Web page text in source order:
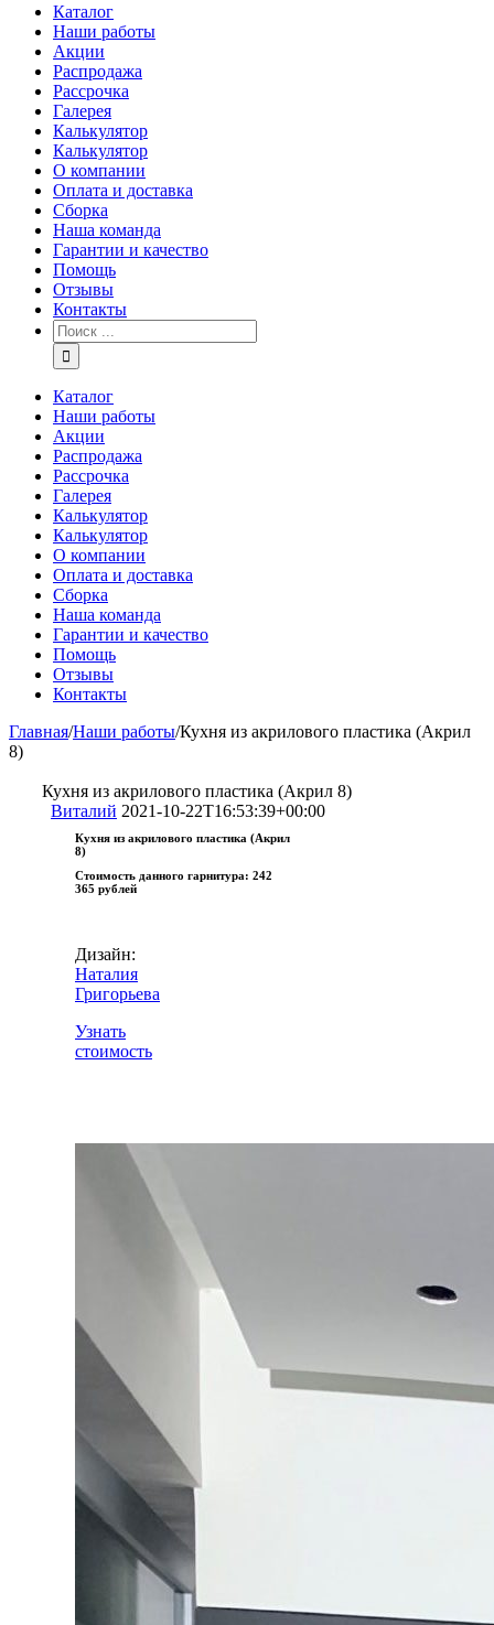
Каталог
Наши работы
Акции
Распродажа
Рассрочка
Галерея
Калькулятор
Калькулятор
О компании
Оплата и доставка
Сборка
Наша команда
Гарантии и качество
Помощь
Отзывы
Контакты
Каталог
Наши работы
Акции
Распродажа
Рассрочка
Галерея
Калькулятор
Калькулятор
О компании
Оплата и доставка
Сборка
Наша команда
Гарантии и качество
Помощь
Отзывы
Контакты
Главная/Наши работы/Кухня из акрилового пластика (Акрил
8)
Кухня из акрилового пластика (Акрил 8)
Виталий 2021-10-22T16:53:39+00:00
Кухня из акрилового пластика (Акрил
8)
Стоимость данного гарнитура: 242
365 рублей
Дизайн:
Наталия
Григорьева
Узнать
стоимость